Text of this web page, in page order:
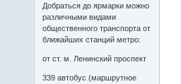
Добраться до ярмарки можно
различными видами
общественного транспорта от
ближайших станций метро:
от ст. м. Ленинский проспект
339 автобус (маршрутное